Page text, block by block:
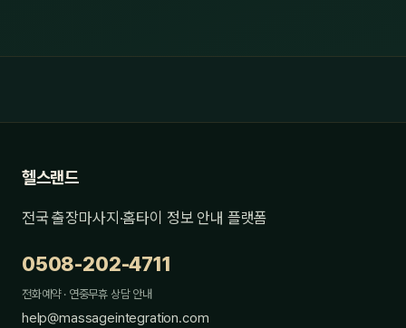
헬스랜드
전국 출장마사지·홈타이 정보 안내 플랫폼
0508-202-4711
전화예약 · 연중무휴 상담 안내
help@massageintegration.com